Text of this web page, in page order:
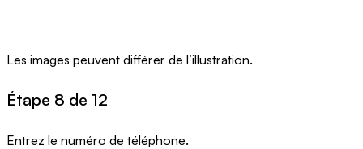
Les images peuvent différer de l’illustration.
Étape 8 de 12
Entrez le numéro de téléphone.